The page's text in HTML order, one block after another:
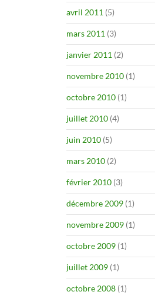
avril 2011 (5)
mars 2011 (3)
janvier 2011 (2)
novembre 2010 (1)
octobre 2010 (1)
juillet 2010 (4)
juin 2010 (5)
mars 2010 (2)
février 2010 (3)
décembre 2009 (1)
novembre 2009 (1)
octobre 2009 (1)
juillet 2009 (1)
octobre 2008 (1)